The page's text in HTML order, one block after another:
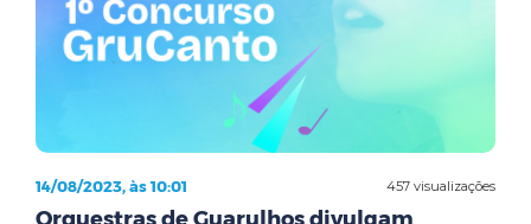
457 visualizações
14/08/2023, às 10:01